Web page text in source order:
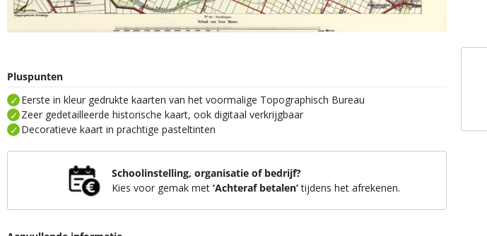
Pluspunten
Eerste in kleur gedrukte kaarten van het voormalige Topographisch Bureau
Zeer gedetailleerde historische kaart, ook digitaal verkrijgbaar
Decoratieve kaart in prachtige pasteltinten
Schoolinstelling, organisatie of bedrijf?
Kies voor gemak met ‘Achteraf betalen’tijdens het afrekenen.